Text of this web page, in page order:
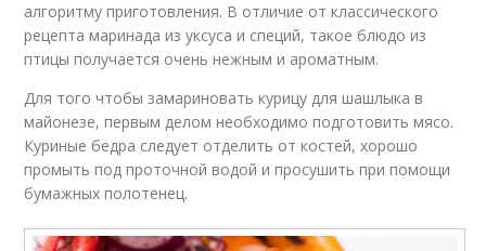
Шашлык в
электрошашлычнице
Маринады для
шашлыка
алгоритму приготовления. В отличие от классического
рецепта маринада из уксуса и специй, такое блюдо из
птицы получается очень нежным и ароматным.
Для того чтобы замариновать курицу для шашлыка в
майонезе, первым делом необходимо подготовить мясо.
Куриные бедра следует отделить от костей, хорошо
промыть под проточной водой и просушить при помощи
бумажных полотенец.